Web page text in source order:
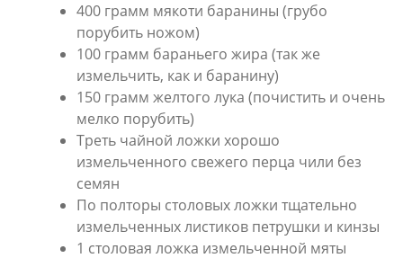
400 грамм мякоти баранины (грубо
порубить ножом)
100 грамм бараньего жира (так же
измельчить, как и баранину)
150 грамм желтого лука (почистить и очень
мелко порубить)
Треть чайной ложки хорошо
измельченного свежего перца чили без
семян
По полторы столовых ложки тщательно
измельченных листиков петрушки и кинзы
1 столовая ложка измельченной мяты